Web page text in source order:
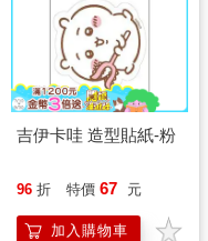
吉伊卡哇 造型貼紙-粉
96 折 特價 67 元
加入購物車